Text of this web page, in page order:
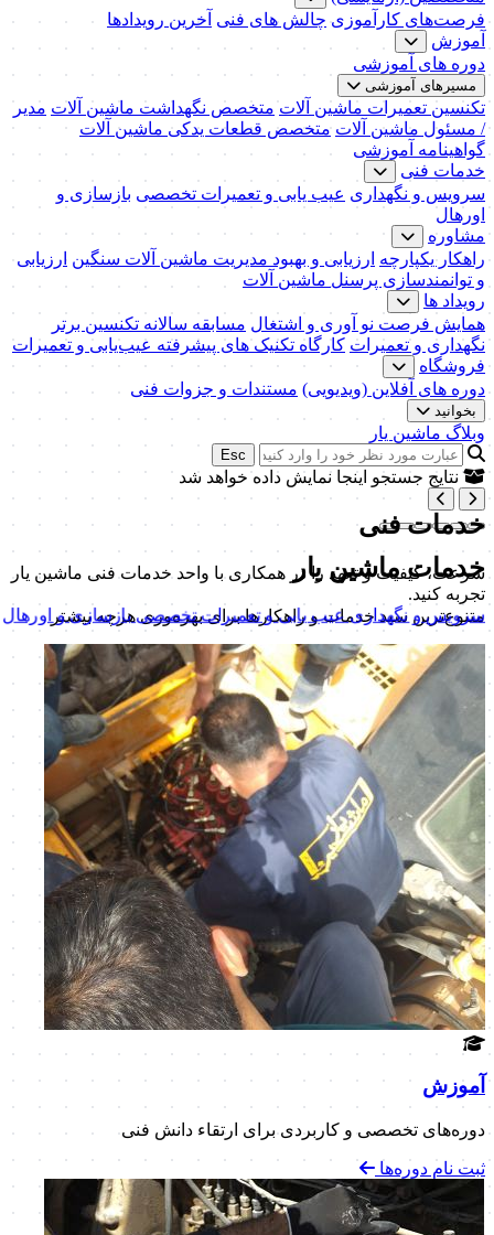
فرصت‌های کارآموزی چالش های فنی آخرین رویدادها
آموزش
دوره های آموزشی
مسیرهای آموزشی
تکنسین تعمیرات ماشین آلات متخصص نگهداشت ماشین آلات مدیر
/ مسئول ماشین آلات متخصص قطعات یدکی ماشین آلات
گواهینامه آموزشی
خدمات فنی
سرویس و نگهداری عیب یابی و تعمیرات تخصصی بازسازی و
اورهال
مشاوره
راهکار یکپارچه ارزیابی و بهبود مدیریت ماشین آلات سنگین ارزیابی
و توانمندسازی پرسنل ماشین آلات
رویداد ها
همایش فرصت نو آوری و اشتغال مسابقه سالانه تکنسین برتر
نگهداری و تعمیرات کارگاه تکنیک‌ های پیشرفته عیب‌یابی و تعمیرات
فروشگاه
دوره های آفلاین (ویدیویی) مستندات و جزوات فنی
بخوانید
وبلاگ ماشین یار
Esc
نتایج جستجو اینجا نمایش داده خواهد شد
خدمات فنی
سرعت، کیفیت و تعهد را در همکاری با واحد خدمات فنی ماشین یار
تجربه کنید.
سرویس و نگهداریعیب یابی و تعمیرات تخصصی بازسازی و اورهال
خدماتماشین یار
متنوع‌ترین سبد خدمات و راهکارها برای بهره‌وری هرچه بیشتر
آموزش
دوره‌های تخصصی و کاربردی برای ارتقاء دانش فنی
ثبت نام دوره‌ها